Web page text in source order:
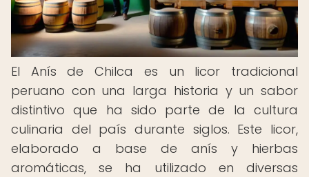
El Anís de Chilca es un licor tradicional
peruano con una larga historia y un sabor
distintivo que ha sido parte de la cultura
culinaria del país durante siglos. Este licor,
elaborado a base de anís y hierbas
aromáticas, se ha utilizado en diversas